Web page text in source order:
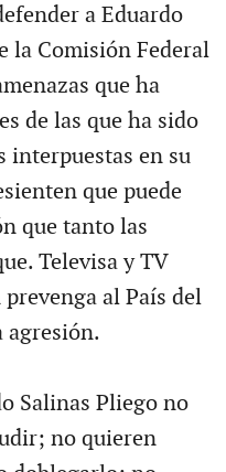
a Eduardo
la Comisión Federal
que ha
de las que ha sido
interpuestas en su
que puede
que tanto las
Televisa y TV
al País del
agresión.
Salinas Pliego no
no quieren